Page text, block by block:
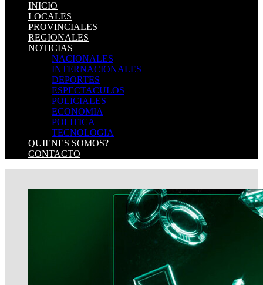
INICIO
LOCALES
PROVINCIALES
REGIONALES
NOTICIAS
NACIONALES
INTERNACIONALES
DEPORTES
ESPECTACULOS
POLICIALES
ECONOMIA
POLITICA
TECNOLOGIA
QUIENES SOMOS?
CONTACTO